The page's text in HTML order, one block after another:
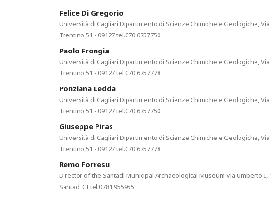
Felice Di Gregorio
Università di Cagliari Dipartimento di Scienze Chimiche e Geologiche, Via
Trentino,51 - 09127 tel.070 6757750
Paolo Frongia
Università di Cagliari Dipartimento di Scienze Chimiche e Geologiche, Via
Trentino,51 - 09127 tel 070 6757778
Ponziana Ledda
Università di Cagliari Dipartimento di Scienze Chimiche e Geologiche, Via
Trentino,51 - 09127 tel.070 6757750
Giuseppe Piras
Università di Cagliari Dipartimento di Scienze Chimiche e Geologiche, Via
Trentino,51 - 09127 tel.070 6757778
Remo Forresu
Director of the Santadi Municipal Archaeological Museum Via Umberto I,
Santadi CI tel.0781 955955